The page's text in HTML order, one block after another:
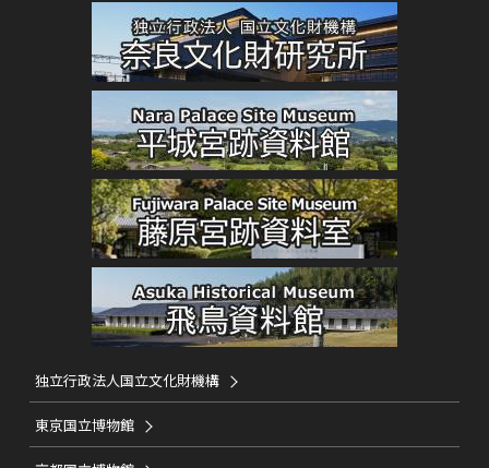
独立行政法人国立文化財機構
東京国立博物館